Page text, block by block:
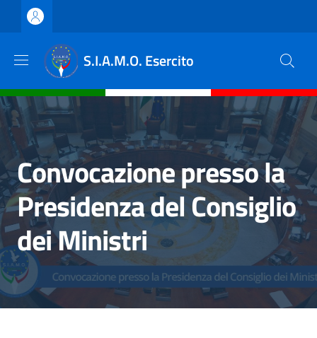
Salta al contenuto principale
Skip to footer content
S.I.A.M.O. Esercito
Convocazione presso la
Presidenza del Consiglio
dei Ministri